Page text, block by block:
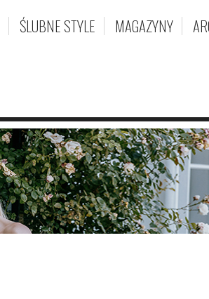
ŚLUBNE STYLE MAGAZYNY